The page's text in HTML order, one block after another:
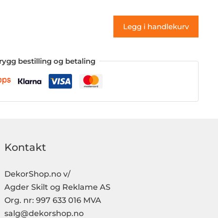
antall
Legg i handlekurv
bestilling og betaling
Kontakt
DekorShop.no v/
Agder Skilt og Reklame AS
Org. nr: 997 633 016 MVA
salg@dekorshop.no